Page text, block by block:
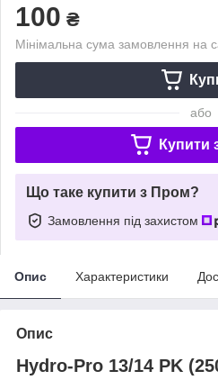
100 ₴
Мінімальна сума замовлення на
або
Купити
Що таке купити з Пром?
Замовлення під захистом
Опис Характеристики
Опис
Hydro-Pro 13/14 PK